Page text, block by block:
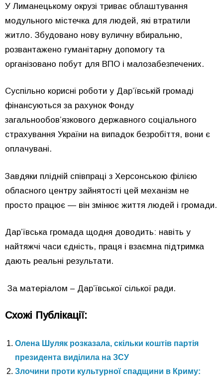
У Лиманецькому окрузі триває облаштування
модульного містечка для людей, які втратили
житло. Збудовано нову вуличну вбиральню,
розвантажено гуманітарну допомогу та
організовано побут для ВПО і малозабезпечених.
Суспільно корисні роботи у Дар’ївській громаді
фінансуються за рахунок Фонду
загальнообов’язкового державного соціального
страхування України на випадок безробіття, вони є
оплачувані.
Завдяки плідній співпраці з Херсонською філією
обласного центру зайнятості цей механізм не
просто працює — він змінює життя людей і громади.
Дар’ївська громада щодня доводить: навіть у
найтяжчі часи єдність, праця і взаємна підтримка
дають реальні результати.
За матеріалом – Дар’ївської сілької ради.
Схожі Публікації:
Олена Шуляк розказала, скільки коштів партія
президента виділила на ЗСУ
Злочини проти культурної спадщини в Криму: